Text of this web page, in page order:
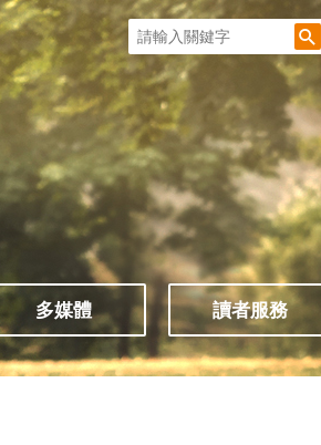
多媒體 讀者服務